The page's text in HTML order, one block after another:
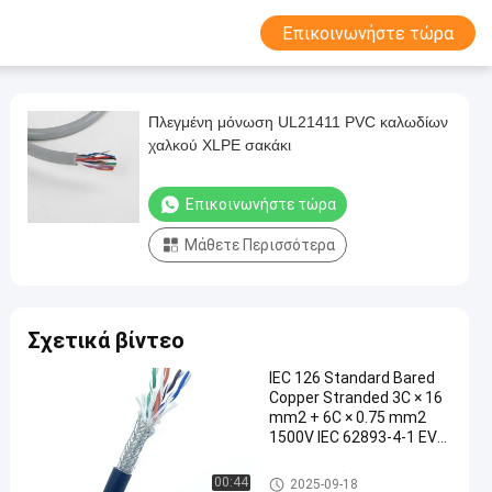
Επικοινωνήστε τώρα
Πλεγμένη μόνωση UL21411 PVC καλωδίων
χαλκού XLPE σακάκι
Επικοινωνήστε τώρα
Μάθετε Περισσότερα
Σχετικά βίντεο
00:44
IEC 126 Standard Bared
Copper Stranded 3C × 16
mm2 + 6C × 0.75 mm2
1500V IEC 62893-4-1 EVM
EV που χρεώνει το καλώδιο
2025-09-18